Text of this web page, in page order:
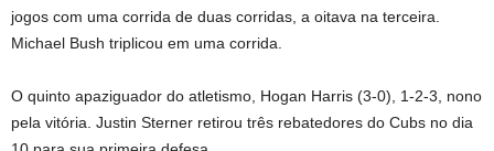
jogos com uma corrida de duas corridas, a oitava na terceira.
Michael Bush triplicou em uma corrida.
O quinto apaziguador do atletismo, Hogan Harris (3-0), 1-2-3, nono
pela vitória. Justin Sterner retirou três rebatedores do Cubs no dia